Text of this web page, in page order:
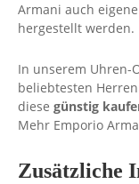
Armani auch
hergestellt werden.
In unserem Uhren-
beliebtesten
diese günstig
Mehr Emporio
Zusätzliche